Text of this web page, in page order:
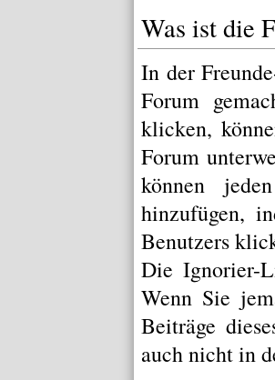
Was ist die
In der
Forum
klicken,
Forum
können
hinzufügen,
Benutzers
Die Ignorier-
Wenn Sie
Beiträge
auch nicht in